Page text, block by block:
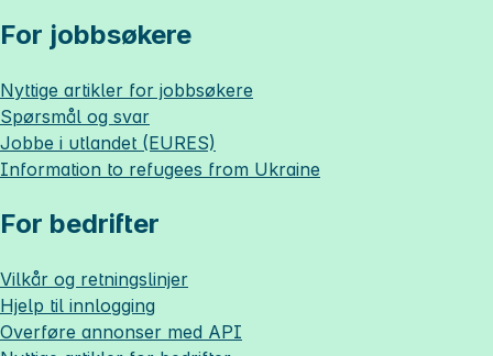
For jobbsøkere
Nyttige artikler for jobbsøkere
Spørsmål og svar
Jobbe i utlandet (EURES)
Information to refugees from Ukraine
For bedrifter
Vilkår og retningslinjer
Hjelp til innlogging
Overføre annonser med API